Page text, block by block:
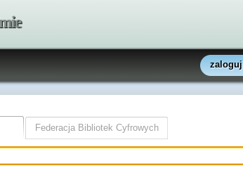
zaloguj
Federacja Bibliotek Cyfrowych